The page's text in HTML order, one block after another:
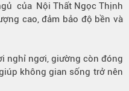
của Nội Thất Ngọc Thịnh
cao, đảm bảo độ bền và
nghỉ ngơi, giường còn đóng
không gian sống trở nên